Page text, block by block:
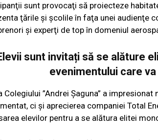
sunt provocaţi să proiecteze
ţările şi şcolile în faţa unei audienţe
şi experţi de top în domeniul
sunt invitați să se alăture
evenimentului care
Colegiului ”Andrei Şaguna” a
ci şi aprecierea companiei Total
elevilor pentru a se alătura elitei